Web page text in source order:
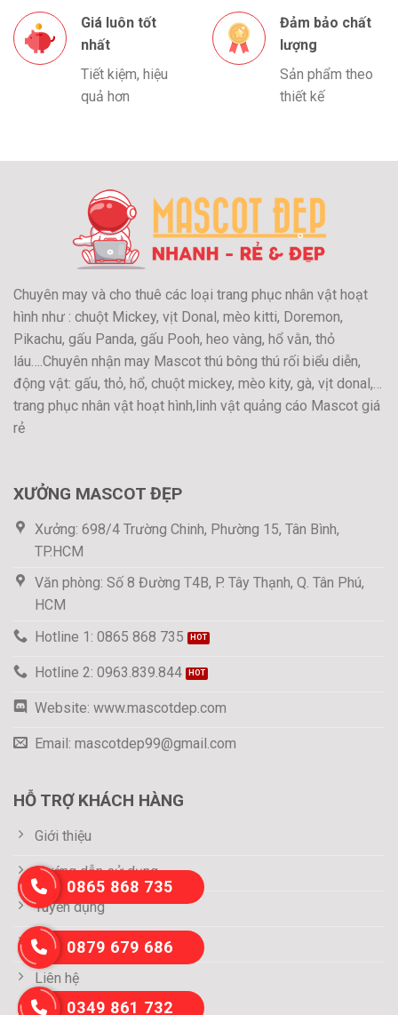
Giá luôn tốt
nhất
Tiết kiệm, hiệu
quả hơn
Đảm bảo chất
lượng
Sản phẩm theo
thiết kế
Chuyên may và cho thuê các loại trang phục nhân vật hoạt
hình như : chuột Mickey, vịt Donal, mèo kitti, Doremon,
Pikachu, gấu Panda, gấu Pooh, heo vàng, hổ vằn, thỏ
láu….Chuyên nhận may Mascot thú bông thú rối biểu diễn,
động vật: gấu, thỏ, hổ, chuột mickey, mèo kity, gà, vịt donal,…
trang phục nhân vật hoạt hình,linh vật quảng cáo Mascot giá
rẻ
XƯỞNG MASCOT ĐẸP
Xưởng: 698/4 Trường Chinh, Phường 15, Tân Bình,
TP.HCM
Văn phòng: Số 8 Đường T4B, P. Tây Thạnh, Q. Tân Phú,
HCM
Hotline 1: 0865 868 735
Hotline 2: 0963.839.844
Website: www.mascotdep.com
Email: mascotdep99@gmail.com
HỖ TRỢ KHÁCH HÀNG
Giới thiệu
Hướng dẫn sử dụng
Tuyển dụng
Thông tin thanh toán
Liên hệ
0865 868 735
0879 679 686
0349 861 732